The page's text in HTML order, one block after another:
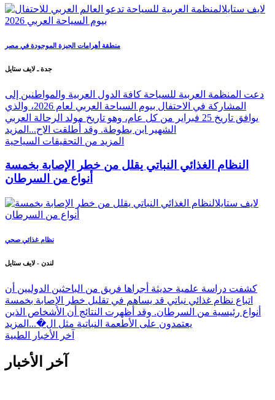
منطقة أهرامات الجيزة الموجودة في مصر
جدة ـ لايف ستايل
دعت المنظمة العربية للسياحة كافة الدول العربية والمواطنين إلى
المشاركة في الاحتفال بيوم السياحة العربي لعام 2026، والذي
يوافق تاريخ 25 فبراير من كل عام، وهو تاريخ مولد الرحالة العربي
الشهير ابن بطوطة. وقد أُطلقت الاح... المزيد
المزيد من التحقيقات السياحية
النظام الغذائي النباتي يقلل من خطر الإصابة بخمسة
أنواع من السرطان
نظام غذائي صحي
لندن - لايف ستايل
كشفت دراسة علمية حديثة أجراها فريق من الباحثين الدوليين أن
اتباع نظام غذائي نباتي قد يساهم في تقليل خطر الإصابة بخمسة
أنواع رئيسية من السرطان. وقد أظهرت النتائج أن الأشخاص الذين
يعتمدون على الأطعمة النباتية مثل ال�... المزيد
آخر الأخبار الطبية
آخر الأخبار